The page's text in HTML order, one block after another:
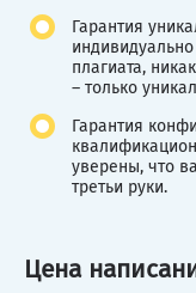
Гарантия
плагиата,
– только
Гарантия
уверены, что
третьи руки.
Цена